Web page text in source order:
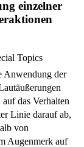
einzelner
Topics
Anwendung der
das Verhalten
Linie darauf ab,
von
Augenmerk auf